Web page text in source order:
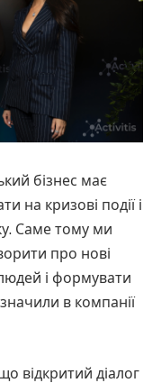
бізнес має
на кризові події і
Саме тому ми
про нові
і формувати
в компанії
відкритий діалог